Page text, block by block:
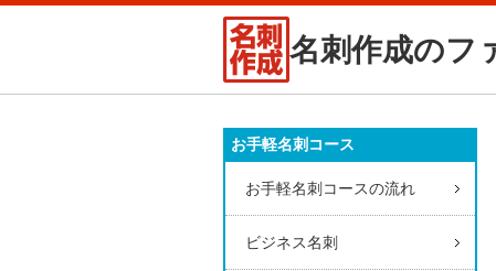
名刺作成のフ
お手軽名刺コース
お手軽名刺コースの流れ
ビジネス名刺